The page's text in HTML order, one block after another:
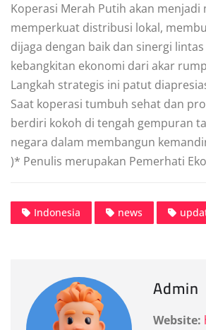
Koperasi Merah Putih akan
memperkuat distribusi lokal,
dijaga dengan baik dan sinergi
kebangkitan ekonomi dari akar
Langkah strategis ini patut
Saat koperasi tumbuh sehat dan
berdiri kokoh di tengah gempuran
negara dalam membangun
)* Penulis merupakan Pemerhati
Indonesia news
Admin
Website: